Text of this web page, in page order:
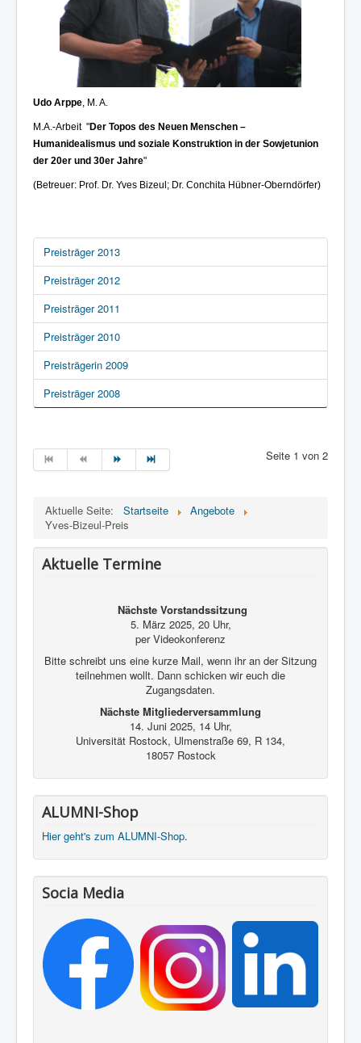
Udo Arppe , M. A.
M.A.-Arbeit "Der Topos des Neuen Menschen –
Humanidealismus und soziale Konstruktion in der Sowjetunion
der 20er und 30er Jahre"
(Betreuer: Prof. Dr. Yves Bizeul; Dr. Conchita Hübner-Oberndörfer)
Preisträger 2013
Preisträger 2012
Preisträger 2011
Preisträger 2010
Preisträgerin 2009
Preisträger 2008
Seite 1 von 2
Aktuelle Seite: Startseite
Angebote
Yves-Bizeul-Preis
Aktuelle Termine
Nächste Vorstandssitzung
5. März 2025, 20 Uhr,
per Videokonferenz
Bitte schreibt uns eine kurze Mail, wenn ihr an der Sitzung
teilnehmen wollt. Dann schicken wir euch die
Zugangsdaten.
Nächste Mitgliederversammlung
14. Juni 2025, 14 Uhr,
Universität Rostock, Ulmenstraße 69, R 134,
18057 Rostock
ALUMNI-Shop
Hier geht's zum ALUMNI-Shop.
Socia Media